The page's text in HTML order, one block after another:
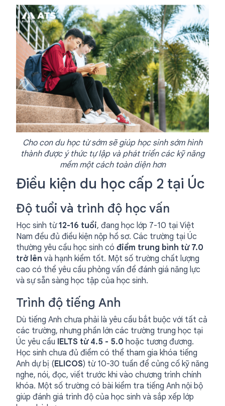
Cho con du học từ sớm sẽ giúp học sinh sớm hình
thành được ý thức tự lập và phát triển các kỹ năng
mềm một cách toàn diện hơn
Điều kiện du học cấp 2 tại Úc
Độ tuổi và trình độ học vấn
Học sinh từ12-16 tuổi, đang học lớp 7-10 tại Việt
Nam đều đủ điều kiện nộp hồ sơ. Các trường tại Úc
thường yêu cầu học sinh có điểm trung bình từ 7.0
trở lên và hạnh kiểm tốt. Một số trường chất lượng
cao có thể yêu cầu phỏng vấn để đánh giá năng lực
và sự sẵn sàng học tập của học sinh.
Trình độ tiếng Anh
Dù tiếng Anh chưa phải là yêu cầu bắt buộc với tất cả
các trường, nhưng phần lớn các trường trung học tại
Úc yêu cầu IELTS từ 4.5 - 5.0 hoặc tương đương.
Học sinh chưa đủ điểm có thể tham gia khóa tiếng
Anh dự bị (ELICOS) từ 10-30 tuần để củng cố kỹ năng
nghe, nói, đọc, viết trước khi vào chương trình chính
khóa. Một số trường có bài kiểm tra tiếng Anh nội bộ
giúp đánh giá trình độ của học sinh và sắp xếp lớp